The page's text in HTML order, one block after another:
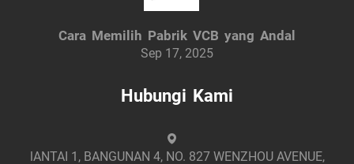
Cara Memilih Pabrik VCB yang Andal
Sep 17, 2025
Hubungi Kami
lANTAI 1, BANGUNAN 4, NO. 827 WENZHOU AVENUE,